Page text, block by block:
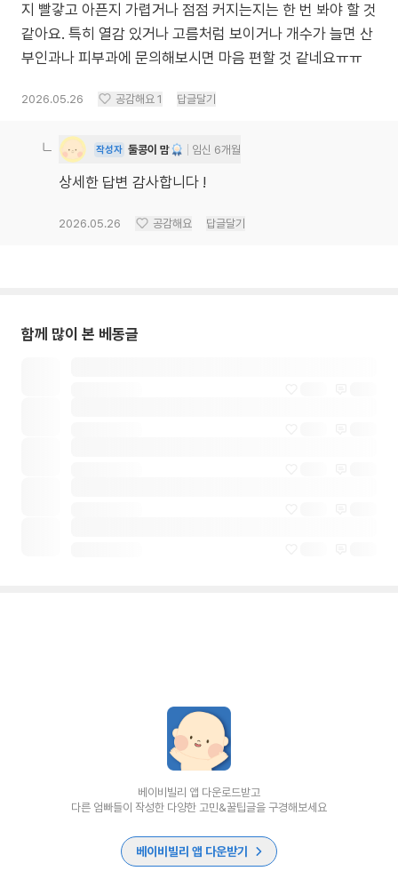
지 빨갛고 아픈지 가렵거나 점점 커지는지는 한 번 봐야 할 것
같아요. 특히 열감 있거나 고름처럼 보이거나 개수가 늘면 산
부인과나 피부과에 문의해보시면 마음 편할 것 같네요ㅠㅠ
2026.05.26 공감해요 1 답글달기
작성자 둘콩이 맘 임신 6개월
상세한 답변 감사합니다 !
2026.05.26 공감해요 답글달기
함께 많이 본 베동글
베이비빌리 앱 다운로드받고
다른 엄빠들이 작성한 다양한 고민&꿀팁글을 구경해보세요
베이비빌리 앱 다운받기